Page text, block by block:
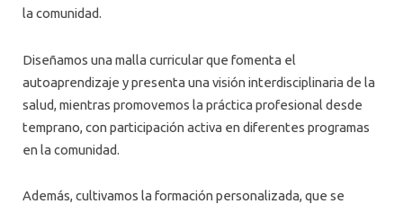
la comunidad.
Diseñamos una malla curricular que fomenta el
autoaprendizaje y presenta una visión interdisciplinaria de la
salud, mientras promovemos la práctica profesional desde
temprano, con participación activa en diferentes programas
en la comunidad.
Además, cultivamos la formación personalizada, que se